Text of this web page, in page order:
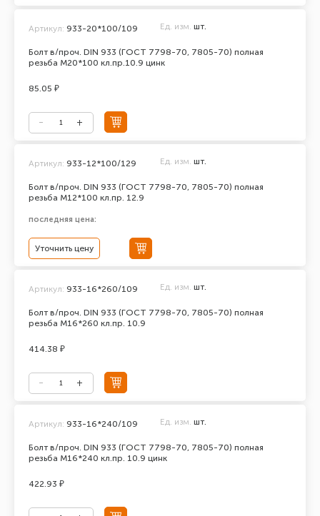
Болт в/проч. DIN 933 (ГОСТ 7798-70, 7805-70) полная
резьба М20*100 кл.пр.10.9 цинк
Артикул: 933-20*100/109 Ед. изм. шт.
85.05 ₽
Болт в/проч. DIN 933 (ГОСТ 7798-70, 7805-70) полная
резьба М12*100 кл.пр. 12.9
Артикул: 933-12*100/129 Ед. изм. шт.
последняя цена:
Уточнить цену
Болт в/проч. DIN 933 (ГОСТ 7798-70, 7805-70) полная
резьба М16*260 кл.пр. 10.9
Артикул: 933-16*260/109 Ед. изм. шт.
414.38 ₽
Болт в/проч. DIN 933 (ГОСТ 7798-70, 7805-70) полная
резьба М16*240 кл.пр. 10.9 цинк
Артикул: 933-16*240/109 Ед. изм. шт.
422.93 ₽